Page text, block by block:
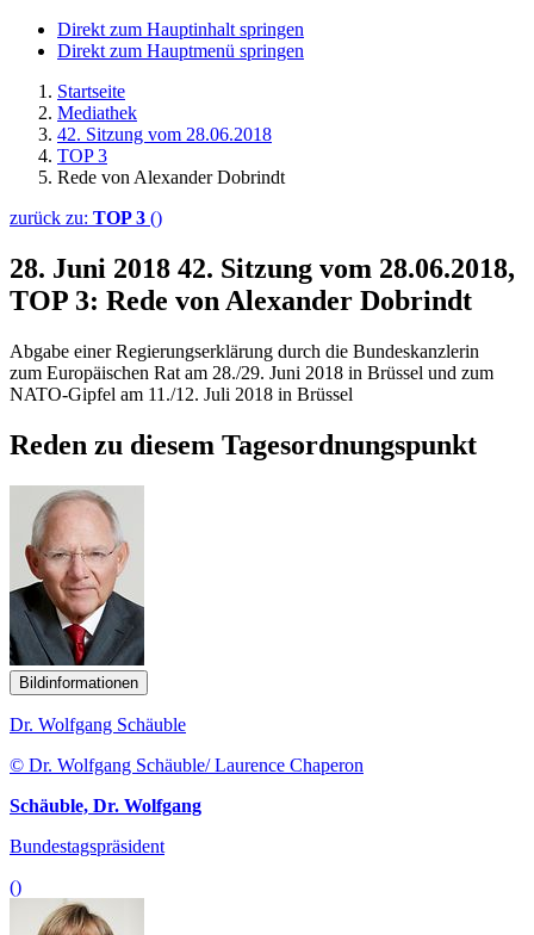
Direkt zum Hauptinhalt springen
Direkt zum Hauptmenü springen
Startseite
Mediathek
42. Sitzung vom 28.06.2018
TOP 3
Rede von Alexander Dobrindt
zurück zu: TOP 3 ()
28. Juni 2018 42. Sitzung vom 28.06.2018,
TOP 3: Rede von Alexander Dobrindt
Abgabe einer Regierungserklärung durch die Bundeskanzlerin
zum Europäischen Rat am 28./29. Juni 2018 in Brüssel und zum
NATO-Gipfel am 11./12. Juli 2018 in Brüssel
Reden zu diesem Tagesordnungspunkt
Bildinformationen
Dr. Wolfgang Schäuble
© Dr. Wolfgang Schäuble/ Laurence Chaperon
Schäuble, Dr. Wolfgang
Bundestagspräsident
()